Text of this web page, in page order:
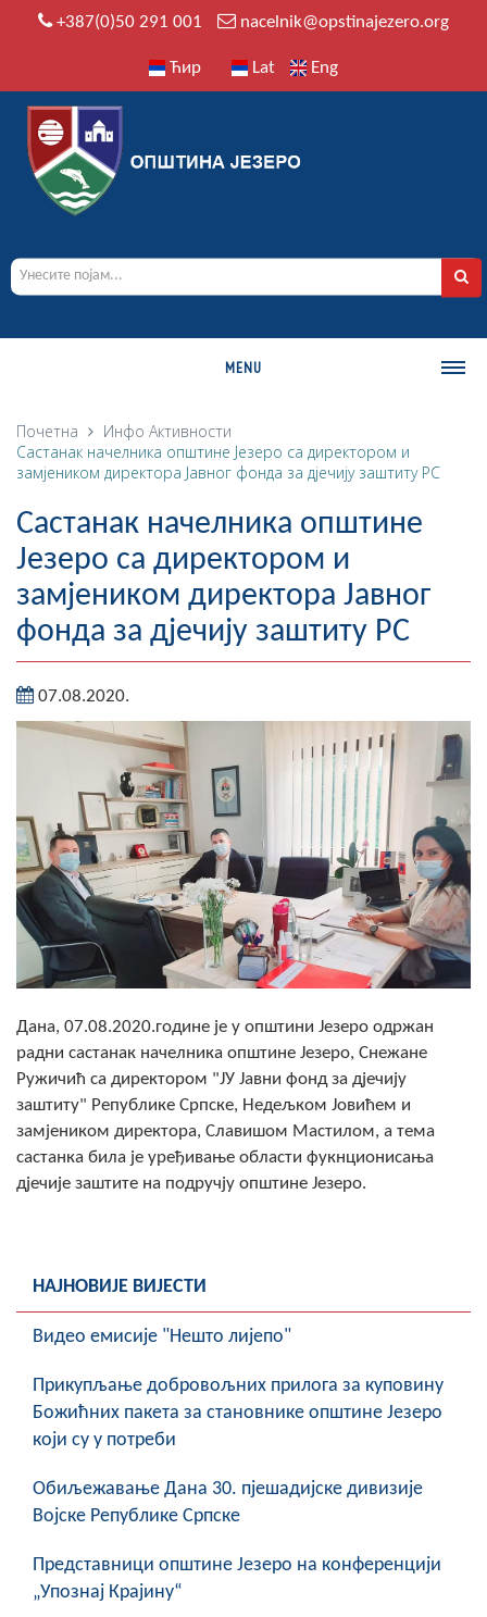
+387(0)50 291 001 nacelnik@opstinajezero.org
Ћир Lat Eng
MENU
О ОПШТИНИ
Историја
Географија
Насељена мјеста
Занимљивости
Фотогалерија
НАЧЕЛНИК
О Начелнику
Замјеник начелника
Извјештај о раду начелника
СКУПШТИНА
Статут Општине
Састав Скупштине
Службени Гласници
ОПШТИНСКА УПРАВА
ИНФО
Активности
Јавни позиви
Обавјештења
Заштита од пожара
COVID 19
Геоистраживања
ФИНАНСИЈЕ
Почетна Инфо Активности
Састанак начелника општине Језеро са директором и
замјеником директора Јавног фонда за дјечију заштиту РС
Састанак начелника општине
Језеро са директором и
замјеником директора Јавног
фонда за дјечију заштиту РС
07.08.2020.
Дана, 07.08.2020.године је у општини Језеро одржан
радни састанак начелника општине Језеро, Снежане
Ружичић са директором "ЈУ Јавни фонд за дјечију
заштиту" Републике Српске, Недељком Јовићем и
замјеником директора, Славишом Мастилом, а тема
састанка била је уређивање области фукнционисања
дјечије заштите на подручју општине Језеро.
НАЈНОВИЈЕ ВИЈЕСТИ
Видео емисије "Нешто лијепо"
Прикупљање добровољних прилога за куповину
Божићних пакета за становнике општине Језеро
који су у потреби
Обиљежавање Данa 30. пјешадијске дивизије
Војске Републике Српске
Представници општине Језеро на конференцији
„Упознај Крајину“